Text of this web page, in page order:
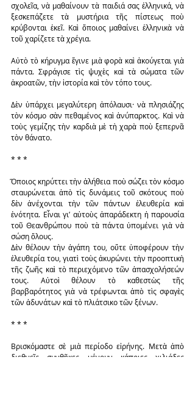
σχολεῖα, νὰ μαθαίνουν τὰ παιδιά σας ἑλληνικά, νὰ
ξεσκεπάζετε τὰ μυστήρια τῆς πίστεως ποὺ
κρύβονται ἐκεῖ. Καὶ ὅποιος μαθαίνει ἑλληνικὰ νὰ
τοῦ χαρίζετε τὰ χρέγια.
Αὐτὸ τὸ κήρυγμα ἔγινε μιὰ φορὰ καὶ ἀκούγεται γιὰ
πάντα. Σφράγισε τὶς ψυχὲς καὶ τὰ σώματα τῶν
ἀκροατῶν, τὴν ἱστορία καὶ τὸν τόπο τους.
Δὲν ὑπάρχει μεγαλύτερη ἀπόλαυσι· νὰ πλησιάζης
τὸν κόσμο σὰν πεθαμένος καὶ ἀνύπαρκτος. Καὶ νὰ
τοὺς γεμίζης τὴν καρδιὰ μὲ τὴ χαρὰ ποὺ ξεπερνᾶ
τὸν θάνατο.
* * *
Ὅποιος κηρύττει τὴν ἀλήθεια ποὺ σώζει τὸν κόσμο
σταυρώνεται ἀπὸ τὶς δυνάμεις τοῦ σκότους ποὺ
δὲν ἀνέχονται τὴν τῶν πάντων ἐλευθερία καὶ
ἑνότητα. Εἶναι γι’ αὐτοὺς ἀπαράδεκτη ἡ παρουσία
τοῦ Θεανθρώπου ποὺ τὰ πάντα ὑπομένει γιὰ νὰ
σώση ὅλους.
Δὲν θέλουν τὴν ἀγάπη του, οὔτε ὑποφέρουν τὴν
ἐλευθερία του, γιατὶ τοὺς ἀκυρώνει τὴν προοπτικὴ
τῆς ζωῆς καὶ τὸ περιεχόμενο τῶν ἀπασχολήσεών
τους. Αὐτοὶ θέλουν τὸ καθεστὼς τῆς
βαρβαρότητος γιὰ νὰ τρέφωνται ἀπὸ τὶς σφαγὲς
τῶν ἀδυνάτων καὶ τὸ πλιάτσικο τῶν ξένων.
* * *
Βρισκόμαστε σὲ μιὰ περίοδο εἰρήνης. Μετὰ ἀπὸ
διεθνεῖς συνθῆκες μένουν κάποιες χιλιάδες